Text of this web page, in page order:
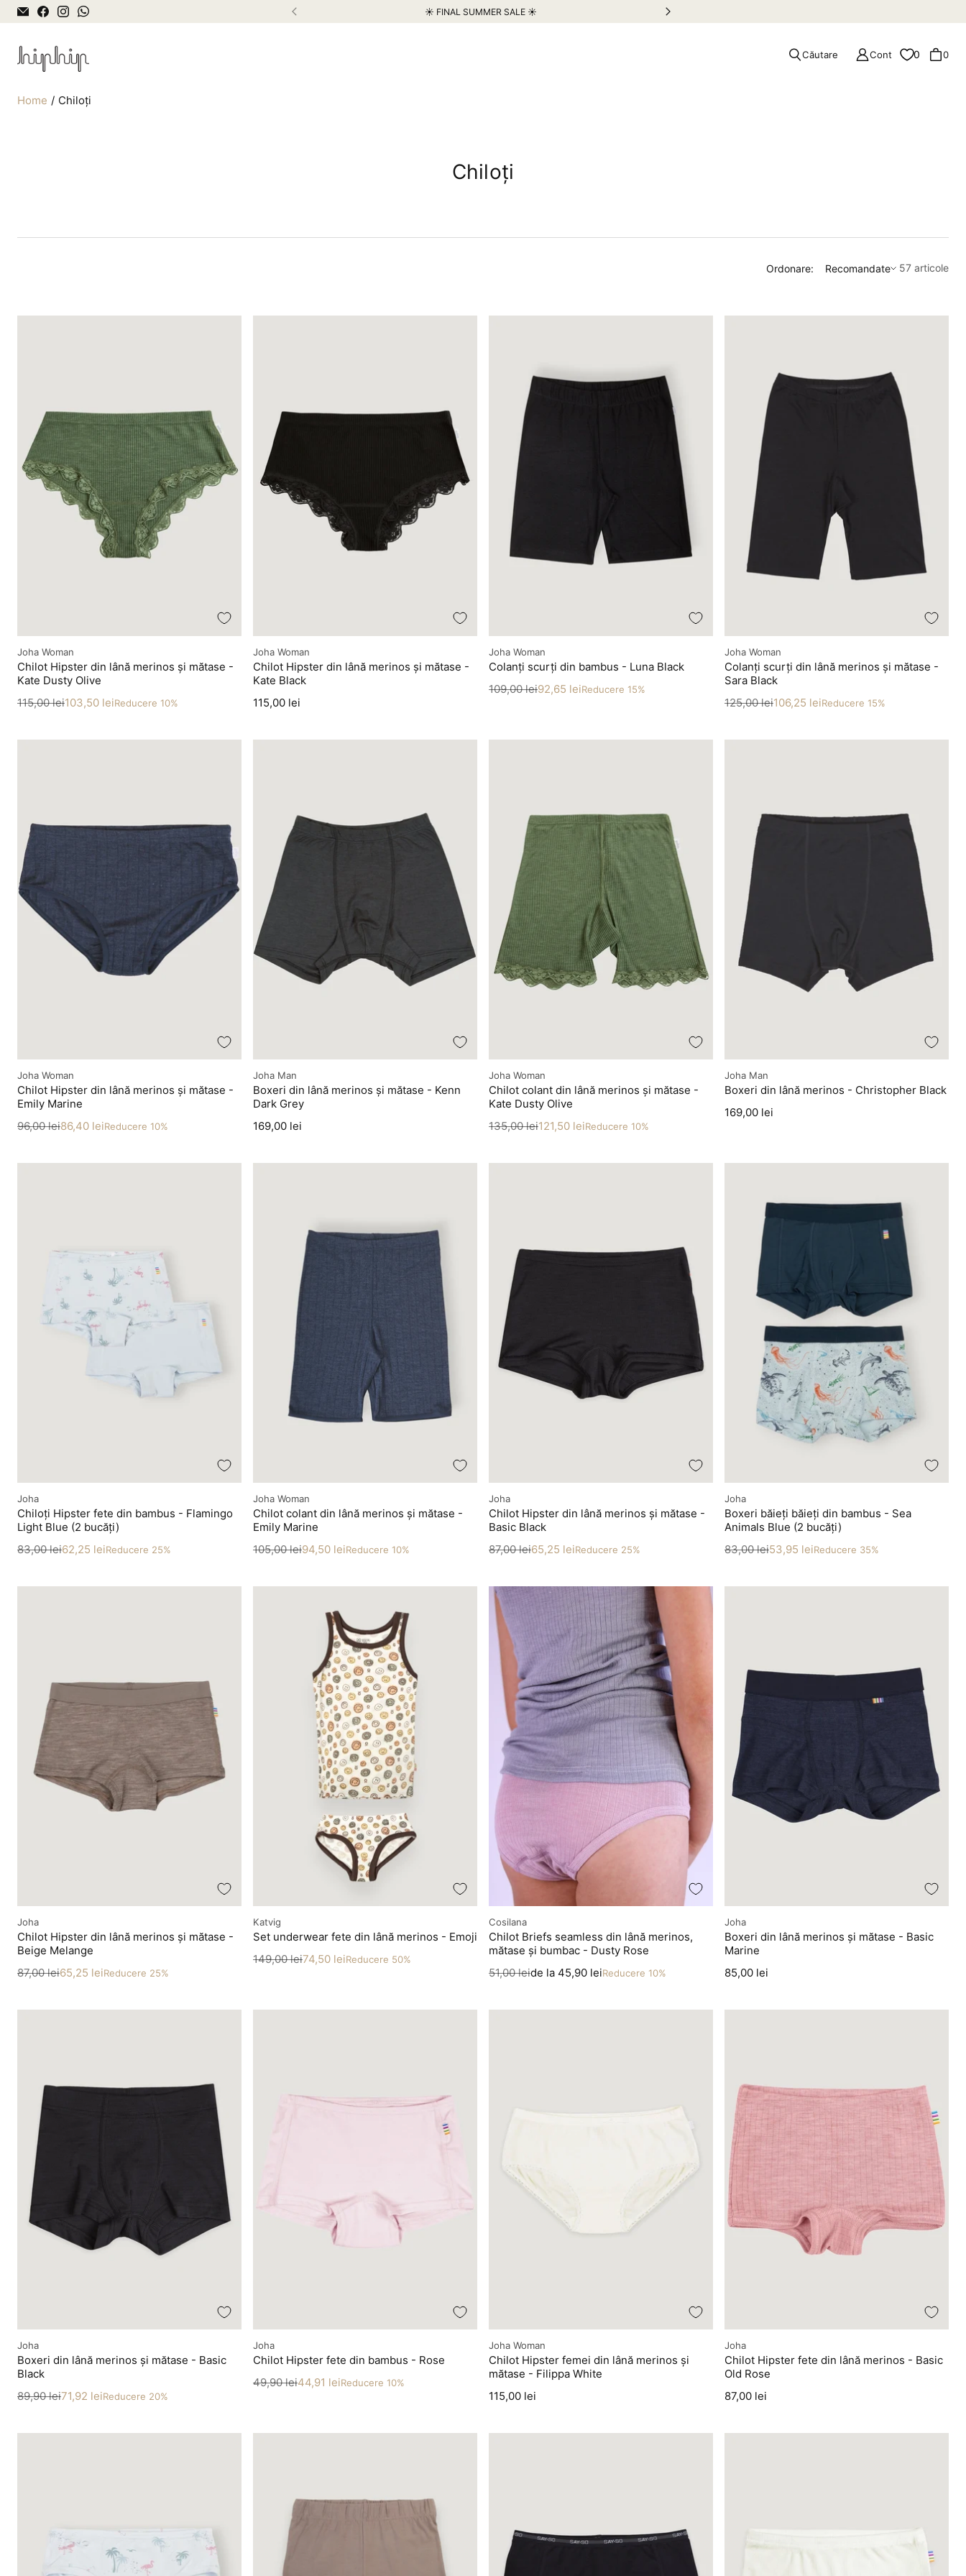
☀️ FINAL SUMMER SALE ☀️
Căutare Cont 0 0
Home Chiloți
Chiloți
Ordonare:
Recomandate
57 articole
Chilot Hipster din lână merinos și mătase -
Kate Dusty Olive
Producător
Joha Woman
Preț
115,00 lei
Preț redus103,50 leiReducere 10%
Chilot Hipster din lână merinos și mătase -
Kate Black
Producător
Joha Woman
Preț
115,00 lei
Colanți scurți din bambus - Luna Black
Producător
Joha Woman
Preț
109,00 lei
Preț redus92,65 leiReducere 15%
Colanți scurți din lână merinos și mătase -
Sara Black
Producător
Joha Woman
Preț
125,00 lei
Preț redus106,25 leiReducere 15%
Chilot Hipster din lână merinos și mătase -
Emily Marine
Producător
Joha Woman
Preț
96,00 lei
Preț redus86,40 leiReducere 10%
Boxeri din lână merinos și mătase - Kenn
Dark Grey
Producător
Joha Man
Preț
169,00 lei
Chilot colant din lână merinos și mătase -
Kate Dusty Olive
Producător
Joha Woman
Preț
135,00 lei
Preț redus121,50 leiReducere 10%
Boxeri din lână merinos - Christopher Black
Producător
Joha Man
Preț
169,00 lei
Chiloți Hipster fete din bambus - Flamingo
Light Blue (2 bucăți)
Producător
Joha
Preț
83,00 lei
Preț redus62,25 leiReducere 25%
Chilot colant din lână merinos și mătase -
Emily Marine
Producător
Joha Woman
Preț
105,00 lei
Preț redus94,50 leiReducere 10%
Chilot Hipster din lână merinos și mătase -
Basic Black
Producător
Joha
Preț
87,00 lei
Preț redus65,25 leiReducere 25%
Boxeri băieți băieți din bambus - Sea
Animals Blue (2 bucăți)
Producător
Joha
Preț
83,00 lei
Preț redus53,95 leiReducere 35%
Chilot Hipster din lână merinos și mătase -
Beige Melange
Producător
Joha
Preț
87,00 lei
Preț redus65,25 leiReducere 25%
Set underwear fete din lână merinos - Emoji
Producător
Katvig
Preț
149,00 lei
Preț redus74,50 leiReducere 50%
Chilot Briefs seamless din lână merinos,
mătase și bumbac - Dusty Rose
Producător
Cosilana
Preț
51,00 lei
Preț redusde la 45,90 leiReducere 10%
Boxeri din lână merinos și mătase - Basic
Marine
Producător
Joha
Preț
85,00 lei
Boxeri din lână merinos și mătase - Basic
Black
Producător
Joha
Preț
89,90 lei
Preț redus71,92 leiReducere 20%
Chilot Hipster fete din bambus - Rose
Producător
Joha
Preț
49,90 lei
Preț redus44,91 leiReducere 10%
Chilot Hipster femei din lână merinos și
mătase - Filippa White
Producător
Joha Woman
Preț
115,00 lei
Chilot Hipster fete din lână merinos - Basic
Old Rose
Producător
Joha
Preț
87,00 lei